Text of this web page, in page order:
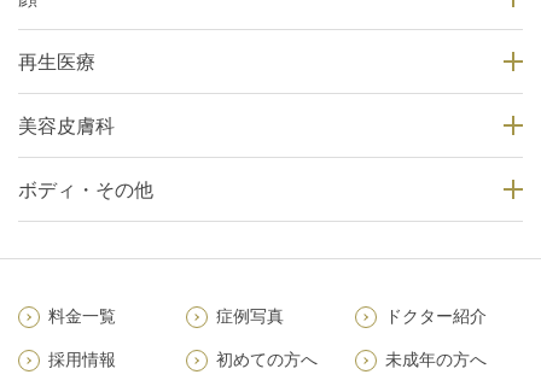
再生医療
美容皮膚科
ボディ・その他
料金一覧 症例写真 ドクター紹介
採用情報 初めての方へ 未成年の方へ